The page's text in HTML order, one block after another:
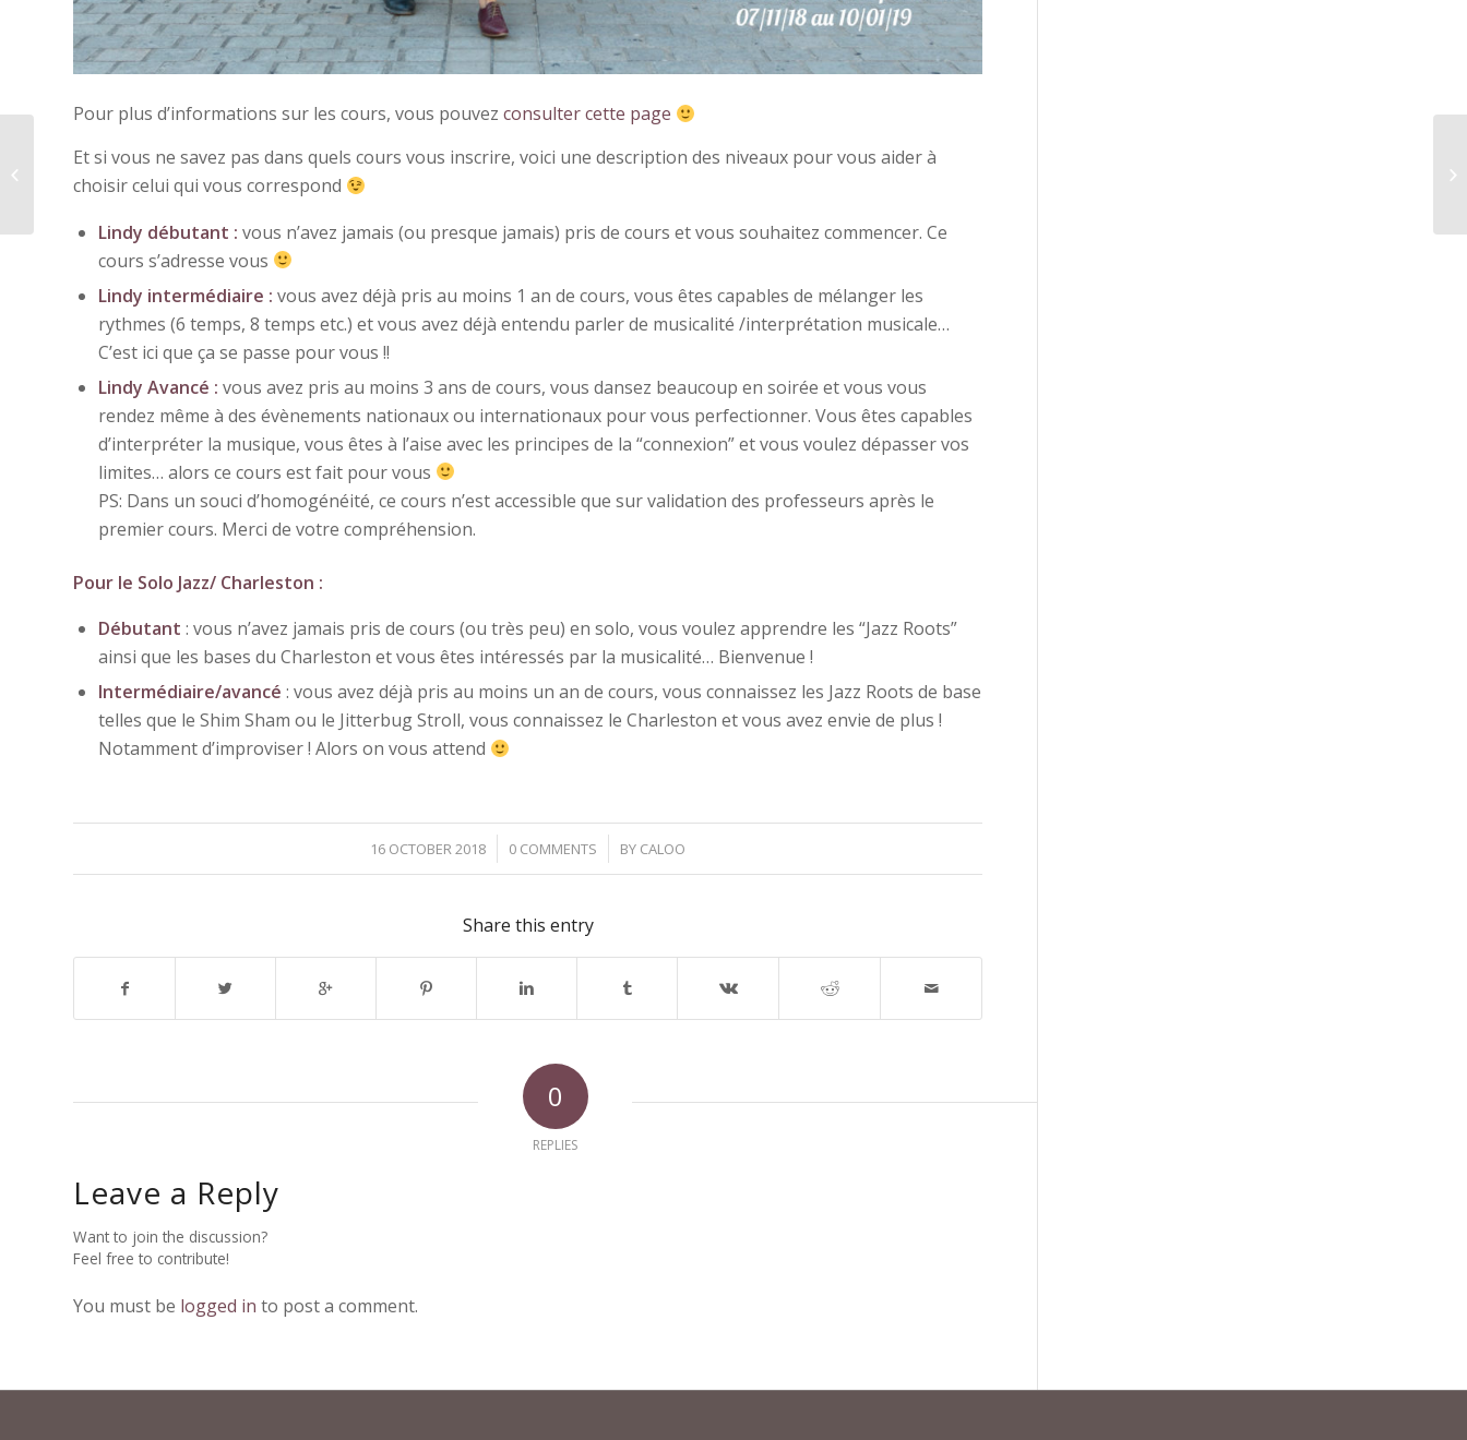
Pour plus d’informations sur les cours, vous pouvez consulter cette page
Et si vous ne savez pas dans quels cours vous inscrire, voici une description des niveaux pour vous aider à
choisir celui qui vous correspond
Lindy débutant : vous n’avez jamais (ou presque jamais) pris de cours et vous souhaitez commencer. Ce
cours s’adresse vous
Lindy intermédiaire : vous avez déjà pris au moins 1 an de cours, vous êtes capables de mélanger les
rythmes (6 temps, 8 temps etc.) et vous avez déjà entendu parler de musicalité /interprétation musicale…
C’est ici que ça se passe pour vous !!
Lindy Avancé : vous avez pris au moins 3 ans de cours, vous dansez beaucoup en soirée et vous vous
rendez même à des évènements nationaux ou internationaux pour vous perfectionner. Vous êtes capables
d’interpréter la musique, vous êtes à l’aise avec les principes de la “connexion” et vous voulez dépasser vos
limites… alors ce cours est fait pour vous
PS: Dans un souci d’homogénéité, ce cours n’est accessible que sur validation des professeurs après le
premier cours. Merci de votre compréhension.
Pour le Solo Jazz/ Charleston :
Débutant : vous n’avez jamais pris de cours (ou très peu) en solo, vous voulez apprendre les “Jazz Roots”
ainsi que les bases du Charleston et vous êtes intéressés par la musicalité… Bienvenue !
Intermédiaire/avancé : vous avez déjà pris au moins un an de cours, vous connaissez les Jazz Roots de base
telles que le Shim Sham ou le Jitterbug Stroll, vous connaissez le Charleston et vous avez envie de plus !
Notamment d’improviser ! Alors on vous attend
16 OCTOBER 2018
/ 0 COMMENTS
/ BY CALOO
Share this entry
0
REPLIES
Leave a Reply
Want to join the discussion?
Feel free to contribute!
You must be logged in to post a comment.
Événement Swing &
Lindy Hop